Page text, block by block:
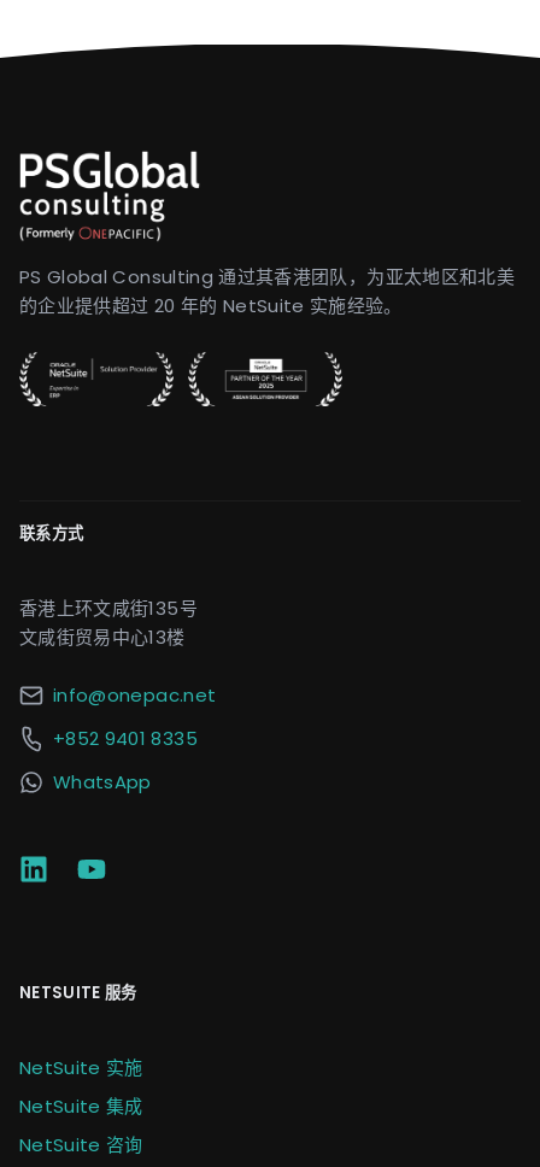
PS Global Consulting 通过其香港团队，为亚太地区和北美
的企业提供超过 20 年的 NetSuite 实施经验。
联系方式
香港上环文咸街135号
文咸街贸易中心13楼
info@onepac.net
+852 9401 8335
WhatsApp
NETSUITE 服务
NetSuite 实施
NetSuite 集成
NetSuite 咨询